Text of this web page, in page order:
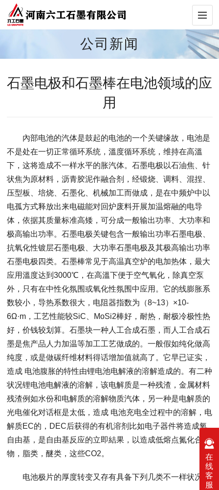
公司新闻
石墨电极和石墨棒在电池领域的应
用
內部电池的汽体是鼓起的电池的一个关键缘故，电池是
不是处在一切正常循环系统，溫度循环系统，维持在高溫
下，这将造成不一样水平的胀汽体。石墨电极以石油焦、针
状焦为原材料，沥青胶泥作融合剂，经锻烧、调料、混捏、
压型板、培烧、石墨化、机械加工而做成，是在中频炉中以
电孤方式释放出来电磁能对回炉废料开展加温熔融的电导
体，依据其质量标准高矮，可分成一般输出功率、大功率和
极高输出功率。石墨电极关键包含一般输出功率石墨电极、
抗氧化性镀层石墨电极、大功率石墨电极及其极高输出功率
石墨电极四类。石墨棒常见于高温真空炉的电加热体，最大
应用溫度达到3000℃，在高溫下便于空气氧化，除真空泵
外，只有在中性化氛围或氧化性氛围中应用。它的线膨胀系
数较小，导热系数很大，电阻器指数为（8~13）×10-
6Ω·m，工艺性能较SiC、MoSi2棒好，耐热，耐极冷极性热
好，价钱较划算。石墨块一种人工合成石墨，而人工合成石
墨是焦产品人力加温等加工工艺做成的。一般假如纯化做高
纯度，或是做碳纤维材料得话增加值就高了。它早已证实，
造成 电池腹胀的特性由锂电池电解液的溶解造成的。有二种
状况锂电池电解液的溶解，该电解质是一种残渣，金属材料
残渣例如水份和电解质的溶解物质汽体，另一种是电解质的
光电催化对话框是太低，造成 电池充电全过程中的溶解，电
解质EC的，DEC后获得的有机溶剂比如电子器件将造成氧
自由基，是自由基反应的立即結果，以造成低熔点氮化合
物，脂类，醚类，这些CO2。
电池极片的厚度转变又存有具备下列几类不一样状况：
在
线
客
服